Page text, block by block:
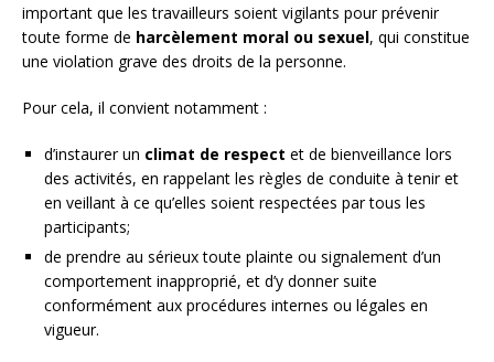
important que les travailleurs soient vigilants pour prévenir
toute forme de harcèlement moral ou sexuel, qui constitue
une violation grave des droits de la personne.
Pour cela, il convient notamment :
d’instaurer un climat de respect et de bienveillance lors
des activités, en rappelant les règles de conduite à tenir et
en veillant à ce qu’elles soient respectées par tous les
participants;
de prendre au sérieux toute plainte ou signalement d’un
comportement inapproprié, et d’y donner suite
conformément aux procédures internes ou légales en
vigueur.